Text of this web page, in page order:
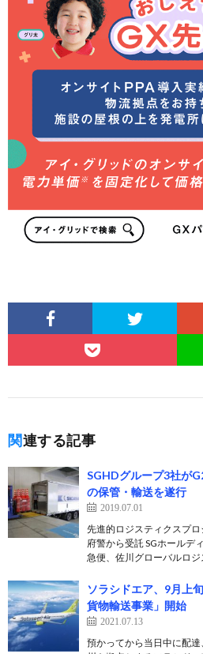
関連する記事
SGHDグループ3社が
の保管・輸送を遂行
2019.07.01
先進的ロジスティクスプ
府警から受託 SGホールデ
急便、佐川グローバルロ
ソラシドエア、9月上
貨物輸送事業」開始
2021.07.13
預かってから当日中に配